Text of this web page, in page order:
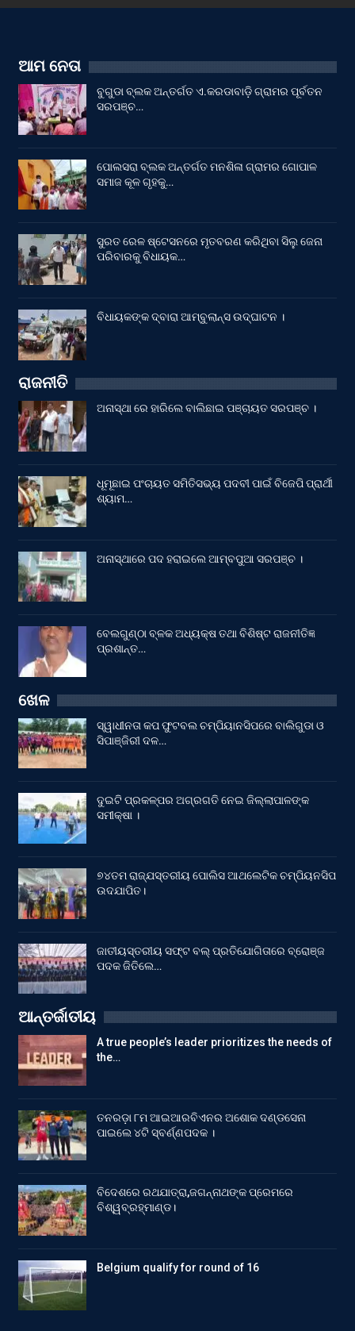
ଆମ ନେତା
ବୁଗୁଡା ବ୍ଲକ ଅନ୍ତର୍ଗତ ଏ.କରଡାବାଡ଼ି ଗ୍ରାମର ପୂର୍ବତନ
ସରପଞ୍ଚ…
ପୋଲସରା ବ୍ଲକ ଅନ୍ତର୍ଗତ ମନଶିଳା ଗ୍ରାମର ଗୋପାଳ
ସମାଜ କୂଳ ଗୃହକୁ…
ସୁରତ ରେଳ ଷ୍ଟେସନରେ ମୃତବରଣ କରିଥିବା ସିଲୁ ଜେନା
ପରିବାରକୁ ବିଧାୟକ…
ବିଧାୟକଙ୍କ ଦ୍ବାରା ଆମ୍ବୁଲାନ୍ସ ଉଦ୍‌ଘାଟନ ।
ରାଜନୀତି
ଅନାସ୍ଥା ରେ ହାରିଲେ ବାଲିଛାଇ ପଞ୍ଚାୟତ ସରପଞ୍ଚ ।
ଧୂମୂଛାଇ ପଂଚାୟତ ସମିତିସଭ୍ୟ ପଦବୀ ପାଇଁ ବିଜେପି ପ୍ରାର୍ଥୀ
ଶ୍ୟାମ…
ଅନାସ୍ଥାରେ ପଦ ହରାଇଲେ ଆମ୍ବପୁଆ ସରପଞ୍ଚ ।
ବେଲଗୁଣ୍ଠା ବ୍ଳକ ଅଧ୍ୟକ୍ଷ ତଥା ବିଶିଷ୍ଟ ରାଜନୀତିଜ୍ଞ
ପ୍ରଶାନ୍ତ…
ଖେଳ
ସ୍ୱାଧୀନତା କପ ଫୁଟବଲ ଚମ୍ପିୟାନସିପରେ ବାଲିଗୁଡା ଓ
ସିପାଞ୍ଜିରୀ ଦଳ…
ଦୁଇଟି ପ୍ରକଳ୍ପର ଅଗ୍ରଗତି ନେଇ ଜିଲ୍ଲାପାଳଙ୍କ
ସମୀକ୍ଷା ।
୭୪ତମ ରାଜ୍ଯସ୍ତରୀୟ ପୋଲିସ ଆଥଲେଟିକ ଚମ୍ପିୟନସିପ
ଉଦଯାପିତ।
ଜାତୀୟସ୍ତରୀୟ ସଫ୍ଟ ବଲ୍ ପ୍ରତିଯୋଗିତାରେ ବ୍ରୋଞ୍ଜ
ପଦକ ଜିତିଲେ…
ଆନ୍ତର୍ଜାତୀୟ
A true people’s leader prioritizes the needs of
the…
ତନରଡ଼ା ୮ମ ଆଇଆରବିଏନର ଅଶୋକ ଦଣ୍ଡସେନା
ପାଇଲେ ୪ଟି ସ୍ବର୍ଣ୍ଣପଦକ ।
ବିଦେଶରେ ରଥଯାତ୍ରା,ଜଗନ୍ନାଥଙ୍କ ପ୍ରେମରେ
ବିଶ୍ୱବ୍ରହ୍ମାଣ୍ଡ।
Belgium qualify for round of 16